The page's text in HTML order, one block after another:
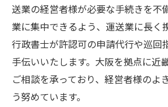
送業の経営者様が必要な手続きを不
業に集中できるよう、運送業に長く
行政書士が許認可の申請代行や巡回
手伝いいたします。大阪を拠点に近
ご相談を承っており、経営者様のよ
う努めています。